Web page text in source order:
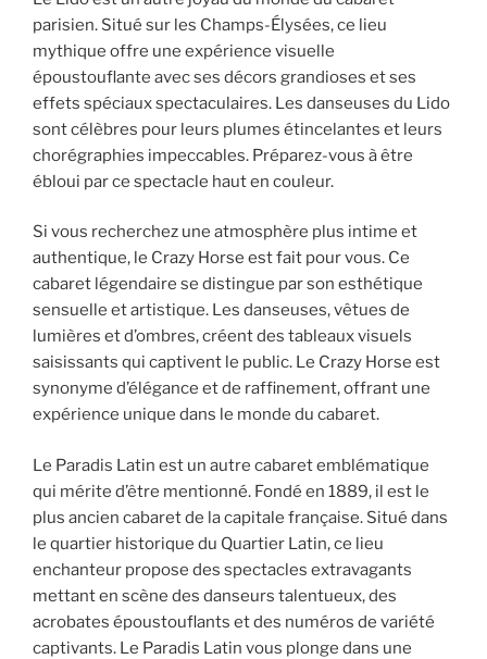
parisien. Situé sur les Champs-Élysées, ce lieu
mythique offre une expérience visuelle
époustouflante avec ses décors grandioses et ses
effets spéciaux spectaculaires. Les danseuses du Lido
sont célèbres pour leurs plumes étincelantes et leurs
chorégraphies impeccables. Préparez-vous à être
ébloui par ce spectacle haut en couleur.
Si vous recherchez une atmosphère plus intime et
authentique, le Crazy Horse est fait pour vous. Ce
cabaret légendaire se distingue par son esthétique
sensuelle et artistique. Les danseuses, vêtues de
lumières et d’ombres, créent des tableaux visuels
saisissants qui captivent le public. Le Crazy Horse est
synonyme d’élégance et de raffinement, offrant une
expérience unique dans le monde du cabaret.
Le Paradis Latin est un autre cabaret emblématique
qui mérite d’être mentionné. Fondé en 1889, il est le
plus ancien cabaret de la capitale française. Situé dans
le quartier historique du Quartier Latin, ce lieu
enchanteur propose des spectacles extravagants
mettant en scène des danseurs talentueux, des
acrobates époustouflants et des numéros de variété
captivants. Le Paradis Latin vous plonge dans une